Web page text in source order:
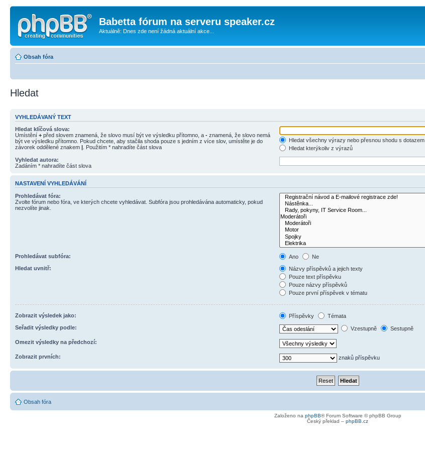
Babetta fórum na serveru speaker.cz
Aktuálně: Dnes zde není žádná aktuální akce...
Obsah fóra
Hledat
VYHLEDÁVANÝ TEXT
Hledat klíčová slova:
Umístění + před slovem znamená, že slovo musí být ve výsledku přítomno, a - znamená, že slovo nemá
být ve výsledku přítomno. Pokud chcete, aby stačila shoda pouze s jedním z více slov, umístěte je do
závorek oddělené znakem | . Použitím * nahradíte část slova
Hledat všechny výrazy nebo přesnou shodu s dotazem
Hledat kterýkoliv z výrazů
Vyhledat autora:
Zadáním * nahradíte část slova
NASTAVENÍ VYHLEDÁVÁNÍ
Prohledávat fóra:
Zvolte fórum nebo fóra, ve kterých chcete vyhledávat. Subfóra jsou prohledávána automaticky, pokud
nezvolíte jinak.
Prohledávat subfóra: Ano
Ne
Hledat uvnitř:
Názvy příspěvků a jejich texty
Pouze text příspěvku
Pouze názvy příspěvků
Pouze první příspěvek v tématu
Zobrazit výsledek jako: Příspěvky
Témata
Seřadit výsledky podle:
Vzestupně Sestupně
Omezit výsledky na předchozí:
Zobrazit prvních: znaků příspěvku
Obsah fóra
Založeno na phpBB® Forum Software © phpBB Group
Český překlad – phpBB.cz